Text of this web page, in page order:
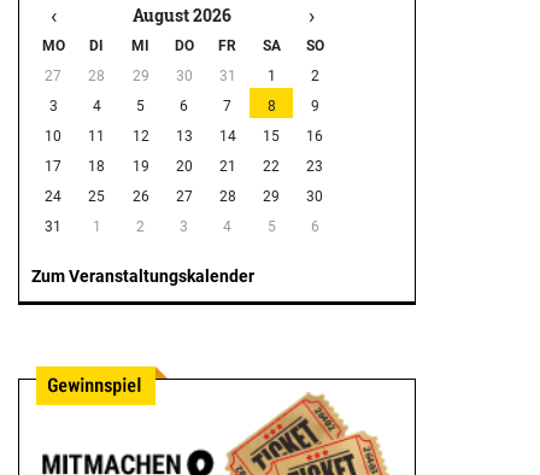
‹ August 2026 ›
MO DI MI DO FR SA
SO
27
28 29 30 31 1
2
3
4 5 6 7 8
9
10
11 12 13 14 15
16
17
18 19 20 21 22
23
24
25 26 27 28 29
30
31
1 2 3 4 5 6
Zum Veranstaltungskalender